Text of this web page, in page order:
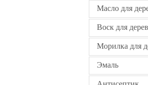
Масло для
Воск для
Морилка для
Эмаль